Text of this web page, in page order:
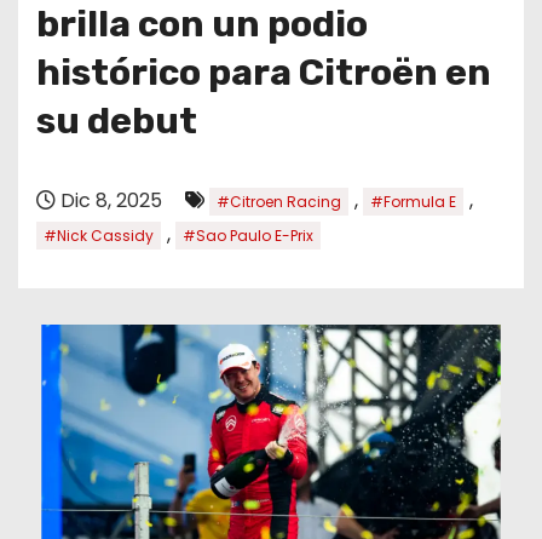
brilla con un podio
histórico para Citroën en
su debut
Dic 8, 2025 #Citroen Racing , #Formula E ,
#Nick Cassidy , #Sao Paulo E-Prix